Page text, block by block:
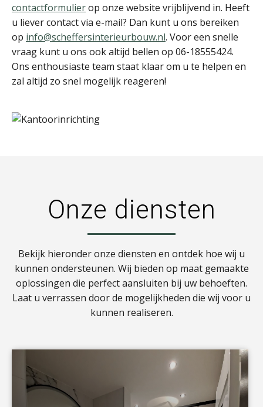
contactformulierop onze website vrijblijvend in. Heeft
u liever contact via e-mail? Dan kunt u ons bereiken
op info@scheffersinterieurbouw.nl. Voor een snelle
vraag kunt u ons ook altijd bellen op 06-18555424.
Ons enthousiaste team staat klaar om u te helpen en
zal altijd zo snel mogelijk reageren!
Onze diensten
Bekijk hieronder onze diensten en ontdek hoe wij u
kunnen ondersteunen. Wij bieden op maat gemaakte
oplossingen die perfect aansluiten bij uw behoeften.
Laat u verrassen door de mogelijkheden die wij voor u
kunnen realiseren.